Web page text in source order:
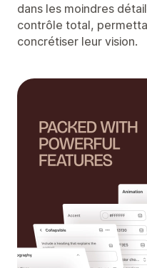
dans les moindres
contrôle total,
concrétiser leur vision.